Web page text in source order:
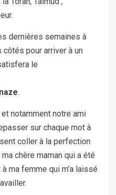
dernières semaines à
pour arriver à un
le
.
notamment notre ami
sur chaque mot à
coller à la perfection
chère maman qui a été
ma femme qui m’a laissé